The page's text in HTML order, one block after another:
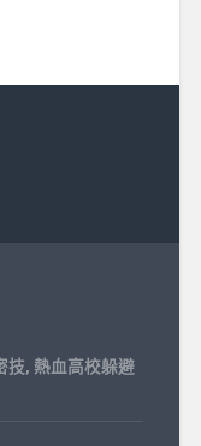
技, 熱血高校躲避